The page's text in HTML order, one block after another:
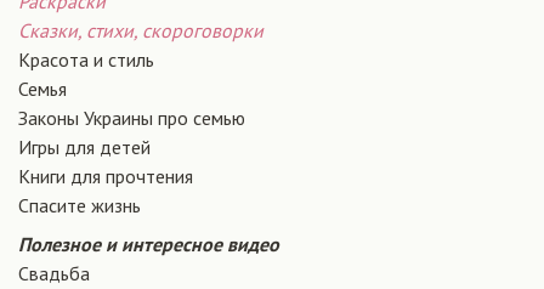
Сказки, стихи, скороговорки
Красота и стиль
Семья
Законы Украины про семью
Игры для детей
Книги для прочтения
Спасите жизнь
Полезное и интересное видео
Свадьба